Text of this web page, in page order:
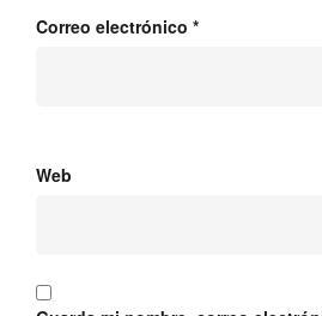
Correo electrónico *
Web